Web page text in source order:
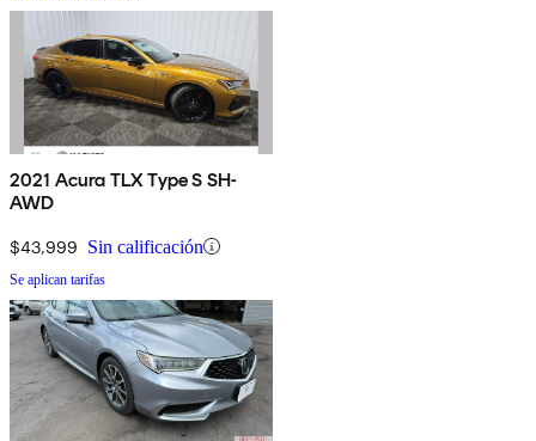
2021 Acura TLX Type S SH-
AWD
$43,999 Sin calificación
Se aplican tarifas